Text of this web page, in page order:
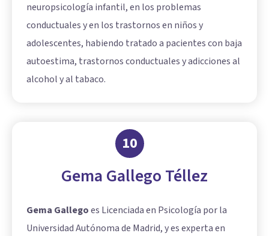
neuropsicología infantil, en los problemas
conductuales y en los trastornos en niños y
adolescentes, habiendo tratado a pacientes con baja
autoestima, trastornos conductuales y adicciones al
alcohol y al tabaco.
10
Gema Gallego Téllez
Gema Gallegoes Licenciada en Psicología por la
Universidad Autónoma de Madrid, y es experta en